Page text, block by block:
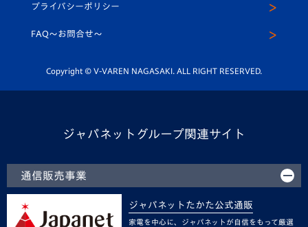
平和祈念活動
ホームタウン活動
スクール
公式LINE＠
プライバシーポリシー
FAQ〜お問合せ〜
Copyright © V-VAREN NAGASAKI. ALL RIGHT RESERVED.
ジャパネットグループ関連サイト
通信販売事業
ジャパネットたかた公式通販
家電を中心に、ジャパネットが自信をもって厳選